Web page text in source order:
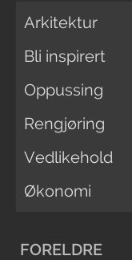
Arkitektur
Bli inspirert
Oppussing
Rengjøring
Vedlikehold
Økonomi
FORELDRE